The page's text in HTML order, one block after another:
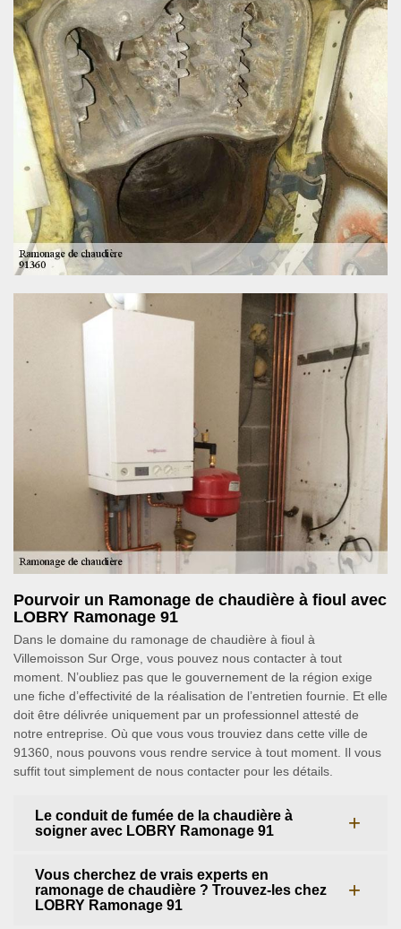
Pourvoir un Ramonage de chaudière à fioul avec
LOBRY Ramonage 91
Dans le domaine du ramonage de chaudière à fioul à
Villemoisson Sur Orge, vous pouvez nous contacter à tout
moment. N’oubliez pas que le gouvernement de la région exige
une fiche d’effectivité de la réalisation de l’entretien fournie. Et elle
doit être délivrée uniquement par un professionnel attesté de
notre entreprise. Où que vous vous trouviez dans cette ville de
91360, nous pouvons vous rendre service à tout moment. Il vous
suffit tout simplement de nous contacter pour les détails.
Le conduit de fumée de la chaudière à
soigner avec LOBRY Ramonage 91
Vous cherchez de vrais experts en
ramonage de chaudière ? Trouvez-les chez
LOBRY Ramonage 91